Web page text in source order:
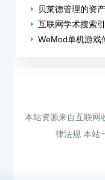
贝莱德管理的资
互联网学术搜索
WeMod单机游戏
本站资源来自互联网
律法规 本站